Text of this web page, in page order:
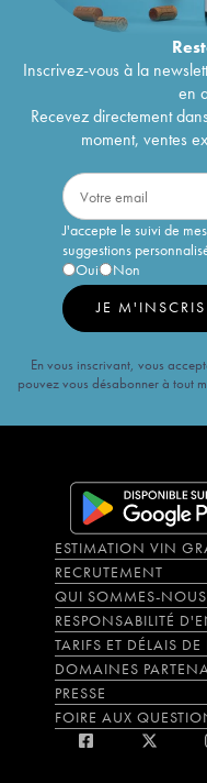
Inscrivez-vous à la
en
Recevez directement
moment, ventes
J'accepte le suivi de
suggestions
Oui
Non
JE M'INSCRIS
En vous inscrivant, vous
pouvez vous désabonner à tout
ESTIMATION VIN
RECRUTEMENT
QUI SOMMES-
RESPONSABILITÉ
TARIFS ET DÉLAIS
DOMAINES
PRESSE
FOIRE AUX